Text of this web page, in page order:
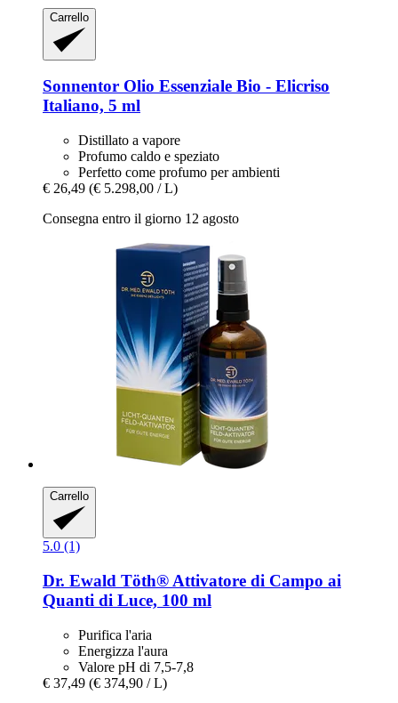
Carrello
Sonnentor Olio Essenziale Bio -​ Elicriso
Italiano, 5 ml
Distillato a vapore
Profumo caldo e speziato
Perfetto come profumo per ambienti
€ 26,49 (€ 5.298,00 / L)
Consegna entro il giorno 12 agosto
Carrello
5.0 (1)
Dr. Ewald Töth® Attivatore di Campo ai
Quanti di Luce, 100 ml
Purifica l'aria
Energizza l'aura
Valore pH di 7,5-7,8
€ 37,49 (€ 374,90 / L)